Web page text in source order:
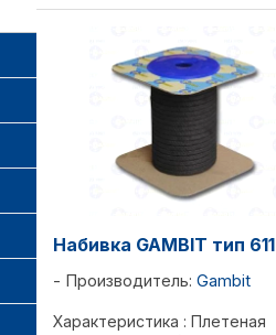
Набивка GAMBIT тип 611
Производитель: Gambit
Характеристика : Плетеная